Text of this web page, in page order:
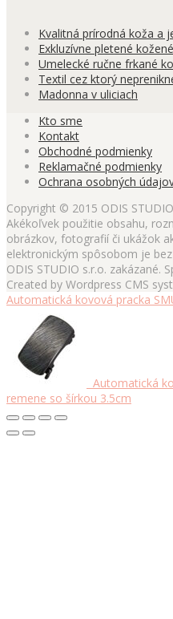
Kvalitná prírodná koža a
Exkluzívne pletené
Umelecké ručne frkané
Textil cez ktorý
Madonna v uliciach
Kto sme
Kontakt
Obchodné podmienky
Reklamačné podmienky
Ochrana osobných
Copyright © 2015 ODIS
Akékoľvek použitie obsahu,
obrázkov, fotografií či ukážok
elektronickým spôsobom je
ODIS STUDIO s.r.o. zakázané.
Created by Wordpress CMS
Automatická kovová pracka
Automatická
remene so šírkou 3.5cm